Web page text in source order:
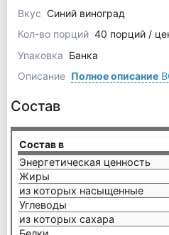
Вкус Синий виноград
Кол-во порций 40 порций /
Упаковка Банка
Описание Полное описание
Состав
Состав в
Энергетическая ценность
Жиры
из которых насыщенные
Углеводы
из которых сахара